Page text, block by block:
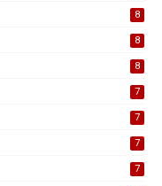
8
8
8
7
7
7
7